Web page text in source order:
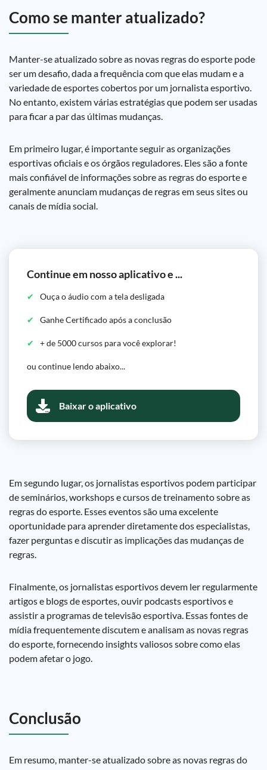
Como se manter atualizado?
Manter-se atualizado sobre as novas regras do esporte pode
ser um desafio, dada a frequência com que elas mudam e a
variedade de esportes cobertos por um jornalista esportivo.
No entanto, existem várias estratégias que podem ser usadas
para ficar a par das últimas mudanças.
Em primeiro lugar, é importante seguir as organizações
esportivas oficiais e os órgãos reguladores. Eles são a fonte
mais confiável de informações sobre as regras do esporte e
geralmente anunciam mudanças de regras em seus sites ou
canais de mídia social.
Continue em nosso aplicativo e ...
Ouça o áudio com a tela desligada
Ganhe Certificado após a conclusão
+ de 5000 cursos para você explorar!
ou continue lendo abaixo...
Baixar o aplicativo
Em segundo lugar, os jornalistas esportivos podem participar
de seminários, workshops e cursos de treinamento sobre as
regras do esporte. Esses eventos são uma excelente
oportunidade para aprender diretamente dos especialistas,
fazer perguntas e discutir as implicações das mudanças de
regras.
Finalmente, os jornalistas esportivos devem ler regularmente
artigos e blogs de esportes, ouvir podcasts esportivos e
assistir a programas de televisão esportiva. Essas fontes de
mídia frequentemente discutem e analisam as novas regras
do esporte, fornecendo insights valiosos sobre como elas
podem afetar o jogo.
Conclusão
Em resumo, manter-se atualizado sobre as novas regras do